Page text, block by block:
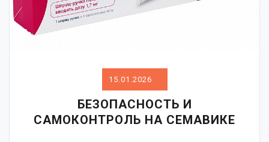
15.01.2026
БЕЗОПАСНОСТЬ И
САМОКОНТРОЛЬ НА СЕМАВИКЕ